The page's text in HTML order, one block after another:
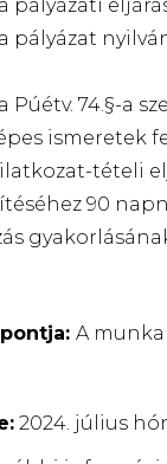
pályázati
pályázat
Púétv. 74.§-a
ismeretek
tételi
90
A
2024. július